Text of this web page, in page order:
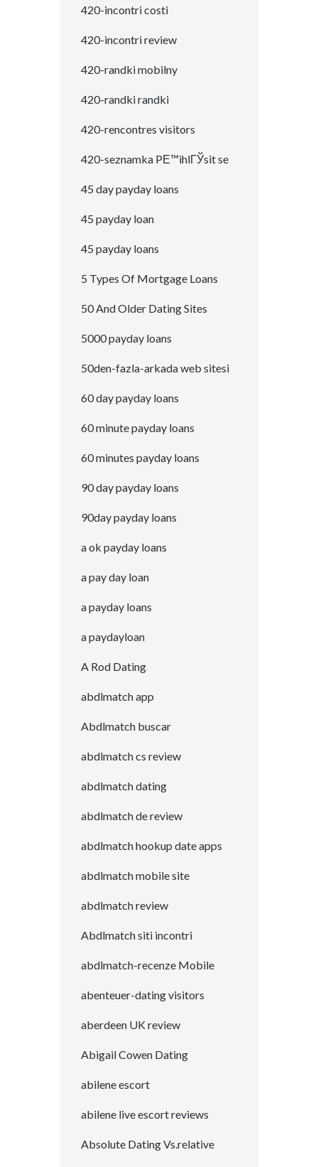
420-incontri costi
420-incontri review
420-randki mobilny
420-randki randki
420-rencontres visitors
420-seznamka PЕ™ihlГЎsit se
45 day payday loans
45 payday loan
45 payday loans
5 Types Of Mortgage Loans
50 And Older Dating Sites
5000 payday loans
50den-fazla-arkada web sitesi
60 day payday loans
60 minute payday loans
60 minutes payday loans
90 day payday loans
90day payday loans
a ok payday loans
a pay day loan
a payday loans
a paydayloan
A Rod Dating
abdlmatch app
Abdlmatch buscar
abdlmatch cs review
abdlmatch dating
abdlmatch de review
abdlmatch hookup date apps
abdlmatch mobile site
abdlmatch review
Abdlmatch siti incontri
abdlmatch-recenze Mobile
abenteuer-dating visitors
aberdeen UK review
Abigail Cowen Dating
abilene escort
abilene live escort reviews
Absolute Dating Vs.relative